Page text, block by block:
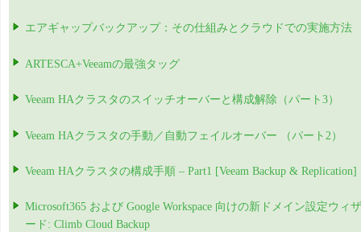
エアギャップバックアップ：その仕組みとクラウドでの実施方法
ARTESCA+Veeamの最強タッグ
Veeam HAクラスタのスイッチオーバーと構成解除（パート3）
Veeam HAクラスタの手動／自動フェイルオーバー （パート2）
Veeam HAクラスタの構成手順 – Part1 [Veeam Backup & Replication]
Microsoft365 および Google Workspace 向けの新ドメイン設定ウィザ
ード: Climb Cloud Backup